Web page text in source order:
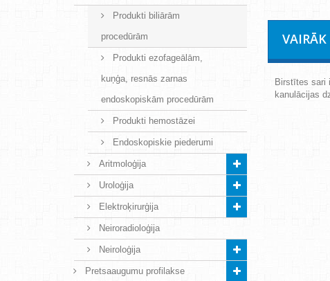
Produkti biliārām
procedūrām
Produkti ezofageālām,
kuņģa, resnās zarnas
endoskopiskām procedūrām
Produkti hemostāzei
Endoskopiskie piederumi
Aritmoloģija
Uroloģija
Elektroķirurģija
Neiroradioloģija
Neiroloģija
Pretsaaugumu profilakse
Birstītes sari
kanulācijas